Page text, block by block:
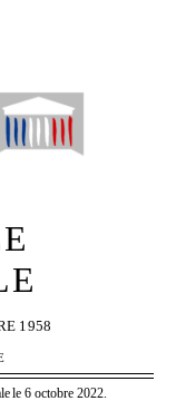
1958
le 6 octobre 2022.